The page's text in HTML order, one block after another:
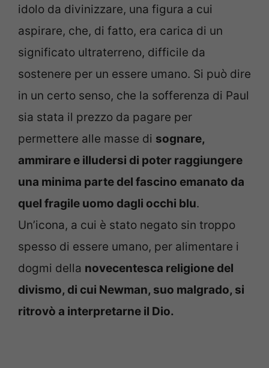
idolo da divinizzare, una figura a cui
aspirare, che, di fatto, era carica di un
significato ultraterreno, difficile da
sostenere per un essere umano. Si può dire
in un certo senso, che la sofferenza di Paul
sia stata il prezzo da pagare per
permettere alle masse di sognare,
ammirare e illudersi di poter raggiungere
una minima parte del fascino emanato da
quel fragile uomo dagli occhi blu.
Un’icona, a cui è stato negato sin troppo
spesso di essere umano, per alimentare i
dogmi della novecentesca religione del
divismo, di cui Newman, suo malgrado, si
ritrovò a interpretarne il Dio.